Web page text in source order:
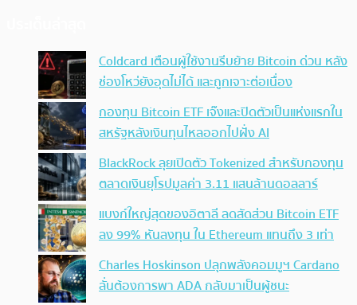
Coldcard เตือนผู้ใช้งานรีบย้าย Bitcoin ด่วน หลัง
ช่องโหว่ยังอุดไม่ได้ และถูกเจาะต่อเนื่อง
กองทุน Bitcoin ETF เจ๊งและปิดตัวเป็นแห่งแรกใน
สหรัฐหลังเงินทุนไหลออกไปฝั่ง AI
BlackRock ลุยเปิดตัว Tokenized สำหรับกองทุน
ตลาดเงินยุโรปมูลค่า 3.11 แสนล้านดอลลาร์
แบงก์ใหญ่สุดของอิตาลี ลดสัดส่วน Bitcoin ETF
ลง 99% หันลงทุน ใน Ethereum แทนถึง 3 เท่า
Charles Hoskinson ปลุกพลังคอมมูฯ Cardano
ลั่นต้องการพา ADA กลับมาเป็นผู้ชนะ